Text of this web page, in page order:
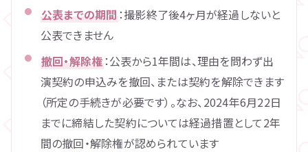
公表までの期間 ：撮影終了後4ヶ月が経過しないと
公表できません
撤回・解除権 ：公表から1年間は、理由を問わず出
演契約の申込みを撤回、または契約を解除できます
（所定の手続きが必要です）。なお、2024年6月22日
までに締結した契約については経過措置として2年
間の撤回・解除権が認められています